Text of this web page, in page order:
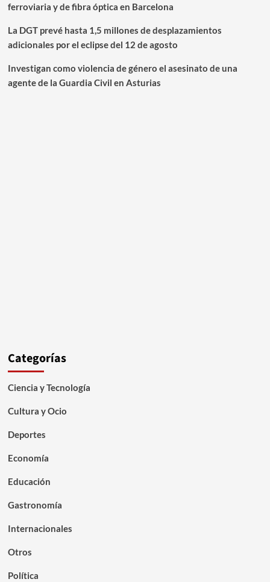
ferroviaria y de fibra óptica en Barcelona
La DGT prevé hasta 1,5 millones de desplazamientos
adicionales por el eclipse del 12 de agosto
Investigan como violencia de género el asesinato de una
agente de la Guardia Civil en Asturias
Categorías
Ciencia y Tecnología
Cultura y Ocio
Deportes
Economía
Educación
Gastronomía
Internacionales
Otros
Política